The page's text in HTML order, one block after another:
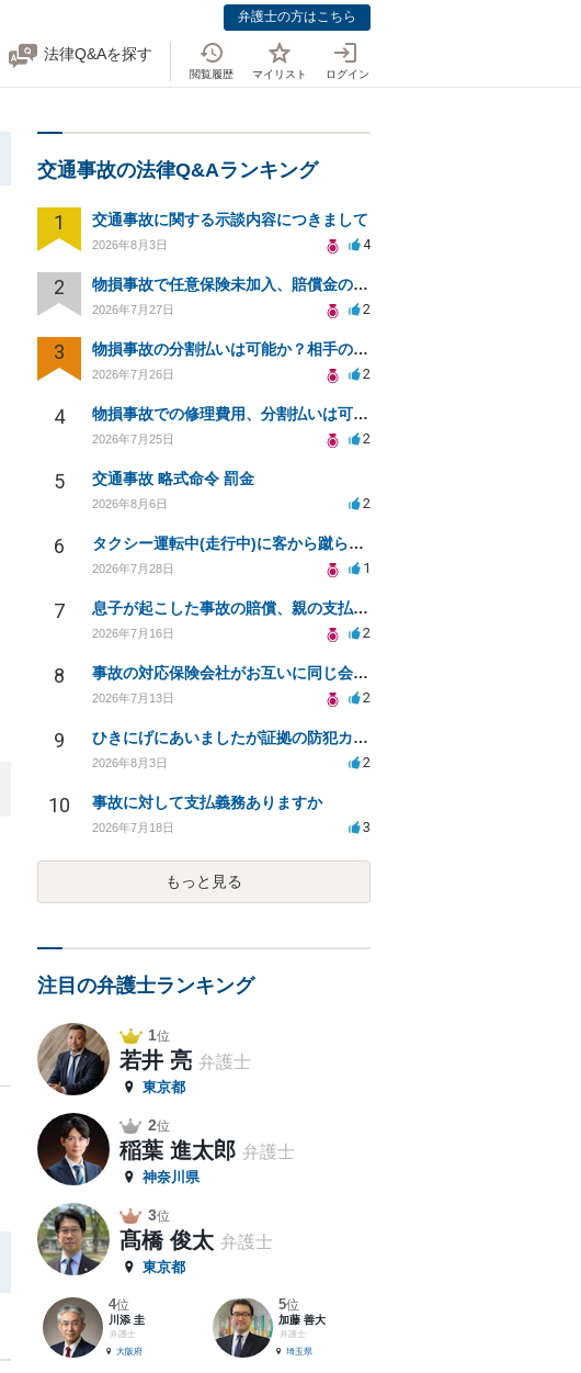
弁護士の方はこちら
法律Q&Aを探す
閲覧履歴 マイリスト ログイン
交通事故の法律Q&Aランキング
1 交通事故に関する示談内容につきまして
2026年8月3日 4
2 物損事故で任意保険未加入、賠償金の分割払いは可能か？
2026年7月27日 2
3 物損事故の分割払いは可能か？相手の威圧への対処法
2026年7月26日 2
4 物損事故での修理費用、分割払いは可能ですか？
2026年7月25日 2
5 交通事故 略式命令 罰金
2026年8月6日 2
6 タクシー運転中(走行中)に客から蹴られ全治7日
2026年7月28日 1
7 息子が起こした事故の賠償、親の支払義務と対策は？
2026年7月16日 2
8 事故の対応保険会社がお互いに同じ会社でした。
2026年7月13日 2
9 ひきにげにあいましたが証拠の防犯カメラがうつってない
2026年8月3日 2
10 事故に対して支払義務ありますか
2026年7月18日 3
もっと見る
注目の弁護士ランキング
1位
若井 亮 弁護士
東京都
2位
稲葉 進太郎 弁護士
神奈川県
3位
髙橋 俊太 弁護士
東京都
4位
川添 圭
弁護士
大阪府
5位
加藤 善大
弁護士
埼玉県